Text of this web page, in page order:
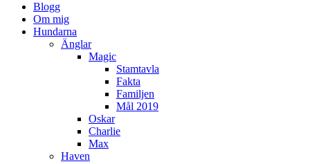
Freestylehundar.se
Blogg
Om mig
Hundarna
Änglar
Magic
Stamtavla
Fakta
Familjen
Mål 2019
Oskar
Charlie
Max
Haven